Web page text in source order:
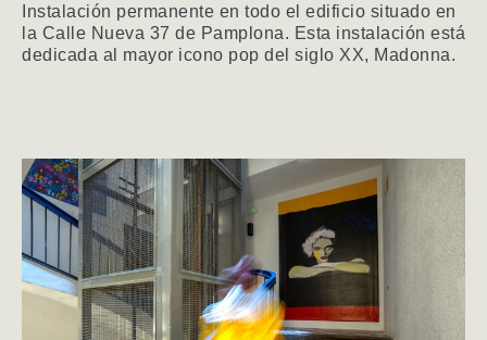
Instalación permanente en todo el edificio situado en
la Calle Nueva 37 de Pamplona. Esta instalación está
dedicada al mayor icono pop del siglo XX, Madonna.